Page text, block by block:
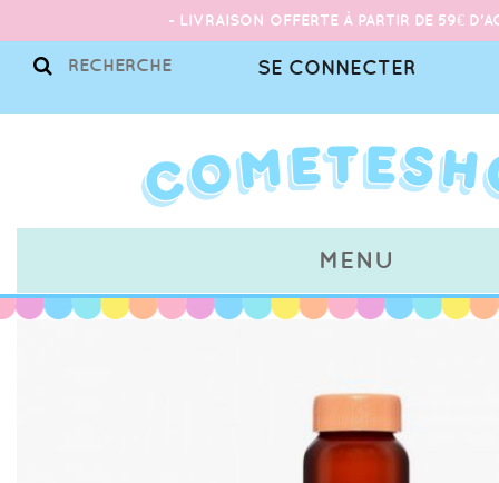
- LIVRAISON OFFERTE À PARTIR DE 59€
SE CONNECTER
MENU